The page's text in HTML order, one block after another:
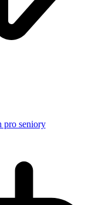
pro seniory